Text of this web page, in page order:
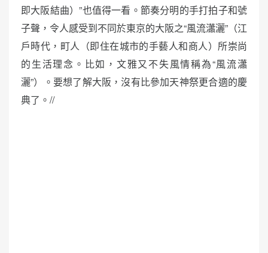
即大阪結曲）”也值得一看。節奏分明的手打拍子和號
子聲，令人感受到不同於東京的大阪之“風流瀟灑”（江
戶時代，町人（即住在城市的手藝人和商人）所崇尚
的生活理念。比如，文雅又不失風情稱為“風流瀟
灑”）。要想了解大阪，沒有比參加天神祭更合適的慶
典了。//